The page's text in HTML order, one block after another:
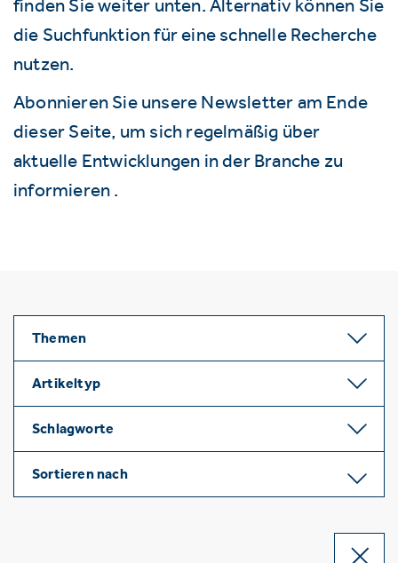
finden Sie weiter unten. Alternativ können Sie
die Suchfunktion für eine schnelle Recherche
nutzen.
Abonnieren Sie unsere Newsletter am Ende
dieser Seite, um sich regelmäßig über
aktuelle Entwicklungen in der Branche zu
informieren .
Themen
Artikeltyp
Schlagworte
Sortieren nach